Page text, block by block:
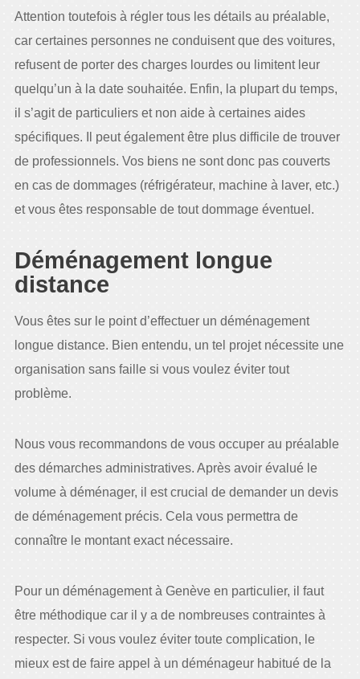
Attention toutefois à régler tous les détails au préalable,
car certaines personnes ne conduisent que des voitures,
refusent de porter des charges lourdes ou limitent leur
quelqu’un à la date souhaitée. Enfin, la plupart du temps,
il s’agit de particuliers et non aide à certaines aides
spécifiques. Il peut également être plus difficile de trouver
de professionnels. Vos biens ne sont donc pas couverts
en cas de dommages (réfrigérateur, machine à laver, etc.)
et vous êtes responsable de tout dommage éventuel.
Déménagement longue
distance
Vous êtes sur le point d’effectuer un déménagement
longue distance. Bien entendu, un tel projet nécessite une
organisation sans faille si vous voulez éviter tout
problème.
Nous vous recommandons de vous occuper au préalable
des démarches administratives. Après avoir évalué le
volume à déménager, il est crucial de demander un devis
de déménagement précis. Cela vous permettra de
connaître le montant exact nécessaire.
Pour un déménagement à Genève en particulier, il faut
être méthodique car il y a de nombreuses contraintes à
respecter. Si vous voulez éviter toute complication, le
mieux est de faire appel à un déménageur habitué de la